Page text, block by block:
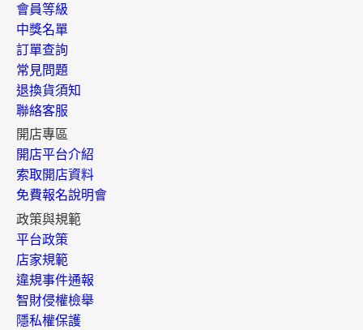
會員等級
中獎名單
訂單查詢
常見問題
退換貨須知
聯絡客服
開店專區
開店平台介紹
索取開店資料
免費報名說明會
政策與規範
平台政策
店家規範
違規事件通報
智財侵權檢舉
隱私權保護